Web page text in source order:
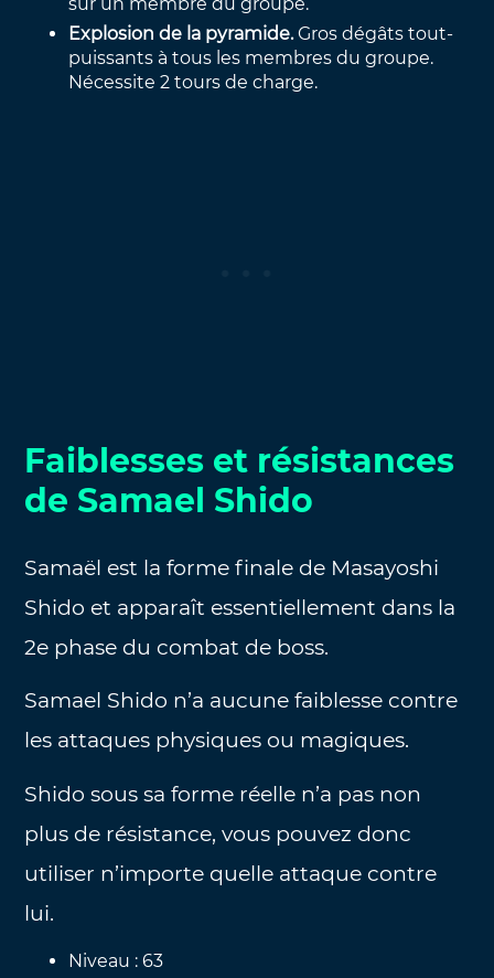
Explosion de la pyramide.Gros dégâts tout-
puissants à tous les membres du groupe.
Nécessite 2 tours de charge.
Faiblesses et résistances
de Samael Shido
Samaël est la forme finale de Masayoshi
Shido et apparaît essentiellement dans la
2e phase du combat de boss.
Samael Shido n’a aucune faiblesse contre
les attaques physiques ou magiques.
Shido sous sa forme réelle n’a pas non
plus de résistance, vous pouvez donc
utiliser n’importe quelle attaque contre
lui.
Niveau : 63